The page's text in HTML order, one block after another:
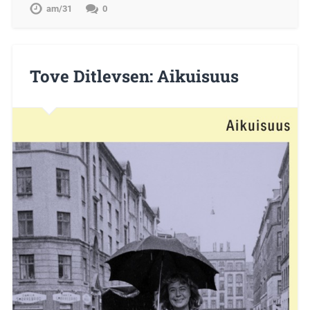
am/31 0
Tove Ditlevsen: Aikuisuus